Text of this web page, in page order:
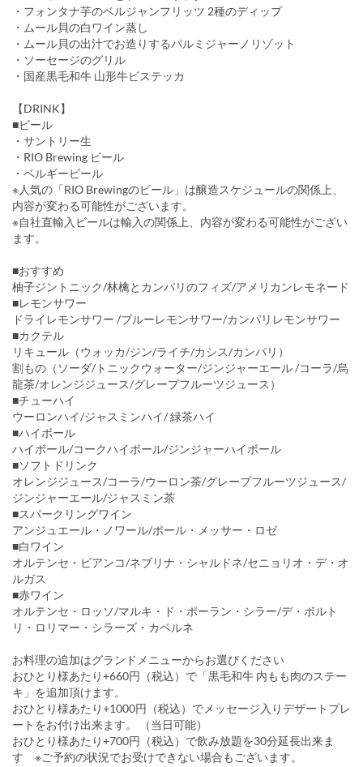
・フォンタナ芋のベルジャンフリッツ 2種のディップ
・ムール貝の白ワイン蒸し
・ムール貝の出汁でお造りするパルミジャーノリゾット
・ソーセージのグリル
・国産黒毛和牛 山形牛ビステッカ
【DRINK】
■ビール
・サントリー生
・RIO Brewing ビール
・ベルギービール
※人気の「RIO Brewingのビール」は醸造スケジュールの関係上、
内容が変わる可能性がございます。
※自社直輸入ビールは輸入の関係上、内容が変わる可能性がござい
ます。
■おすすめ
柚子ジントニック/林檎とカンパリのフィズ/アメリカンレモネード
■レモンサワー
ドライレモンサワー /ブルーレモンサワー/カンパリレモンサワー
■カクテル
リキュール（ウォッカ/ジン/ライチ/カシス/カンパリ）
割もの（ソーダ/トニックウォーター/ジンジャーエール /コーラ/烏
龍茶/オレンジジュース/グレープフルーツジュース）
■チューハイ
ウーロンハイ/ジャスミンハイ/ 緑茶ハイ
■ハイボール
ハイボール/コークハイボール/ジンジャーハイボール
■ソフトドリンク
オレンジジュース/コーラ/ウーロン茶/グレープフルーツジュース/
ジンジャーエール/ジャスミン茶
■スパークリングワイン
アンジュエール・ノワール/ポール・メッサー・ロゼ
■白ワイン
オルテンセ・ビアンコ/ネブリナ・シャルドネ/セニョリオ・デ・オ
ルガス
■赤ワイン
オルテンセ・ロッソ/マルキ・ド・ポーラン・シラー/デ・ボルト
リ・ロリマー・シラーズ・カベルネ
お料理の追加はグランドメニューからお選びください
おひとり様あたり+660円（税込）で「黒毛和牛 内もも肉のステー
キ」を追加頂けます。
おひとり様あたり+1000円（税込）でメッセージ入りデザートプレ
ートをお付け出来ます。 （当日可能）
おひとり様あたり+700円（税込）で飲み放題を30分延長出来ま
す ※ご予約の状況でお受けできない場合もございます。